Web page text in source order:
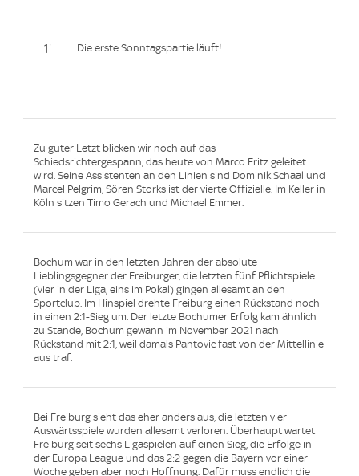
1' Die erste Sonntagspartie läuft!
Zu guter Letzt blicken wir noch auf das
Schiedsrichtergespann, das heute von Marco Fritz geleitet
wird. Seine Assistenten an den Linien sind Dominik Schaal und
Marcel Pelgrim, Sören Storks ist der vierte Offizielle. Im Keller in
Köln sitzen Timo Gerach und Michael Emmer.
Bochum war in den letzten Jahren der absolute
Lieblingsgegner der Freiburger, die letzten fünf Pflichtspiele
(vier in der Liga, eins im Pokal) gingen allesamt an den
Sportclub. Im Hinspiel drehte Freiburg einen Rückstand noch
in einen 2:1-Sieg um. Der letzte Bochumer Erfolg kam ähnlich
zu Stande, Bochum gewann im November 2021 nach
Rückstand mit 2:1, weil damals Pantovic fast von der Mittellinie
aus traf.
Bei Freiburg sieht das eher anders aus, die letzten vier
Auswärtsspiele wurden allesamt verloren. Überhaupt wartet
Freiburg seit sechs Ligaspielen auf einen Sieg, die Erfolge in
der Europa League und das 2:2 gegen die Bayern vor einer
Woche geben aber noch Hoffnung. Dafür muss endlich die